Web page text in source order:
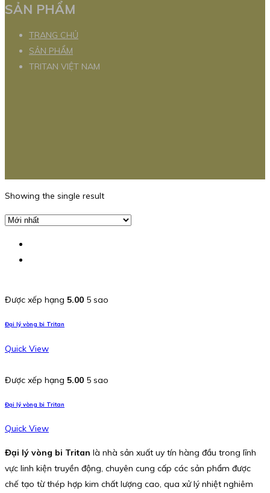
SẢN PHẨM
TRANG CHỦ
SẢN PHẨM
TRITAN VIỆT NAM
Showing the single result
Được xếp hạng 5.00 5 sao
Đại lý vòng bi Tritan
Quick View
Được xếp hạng 5.00 5 sao
Đại lý vòng bi Tritan
Quick View
Đại lý vòng bi Tritan là nhà sản xuất uy tín hàng đầu trong lĩnh
vực linh kiện truyền động, chuyên cung cấp các sản phẩm được
chế tạo từ thép hợp kim chất lượng cao, qua xử lý nhiệt nghiêm